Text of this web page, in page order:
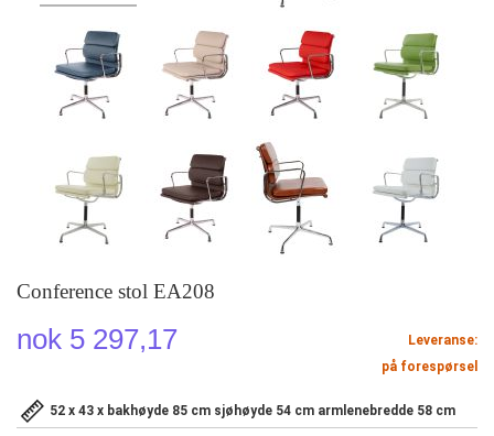
Conference stol EA208
nok 5 297,17
Leveranse:
på forespørsel
52 x 43 x bakhøyde 85 cm sjøhøyde 54 cm armlenebredde 58 cm